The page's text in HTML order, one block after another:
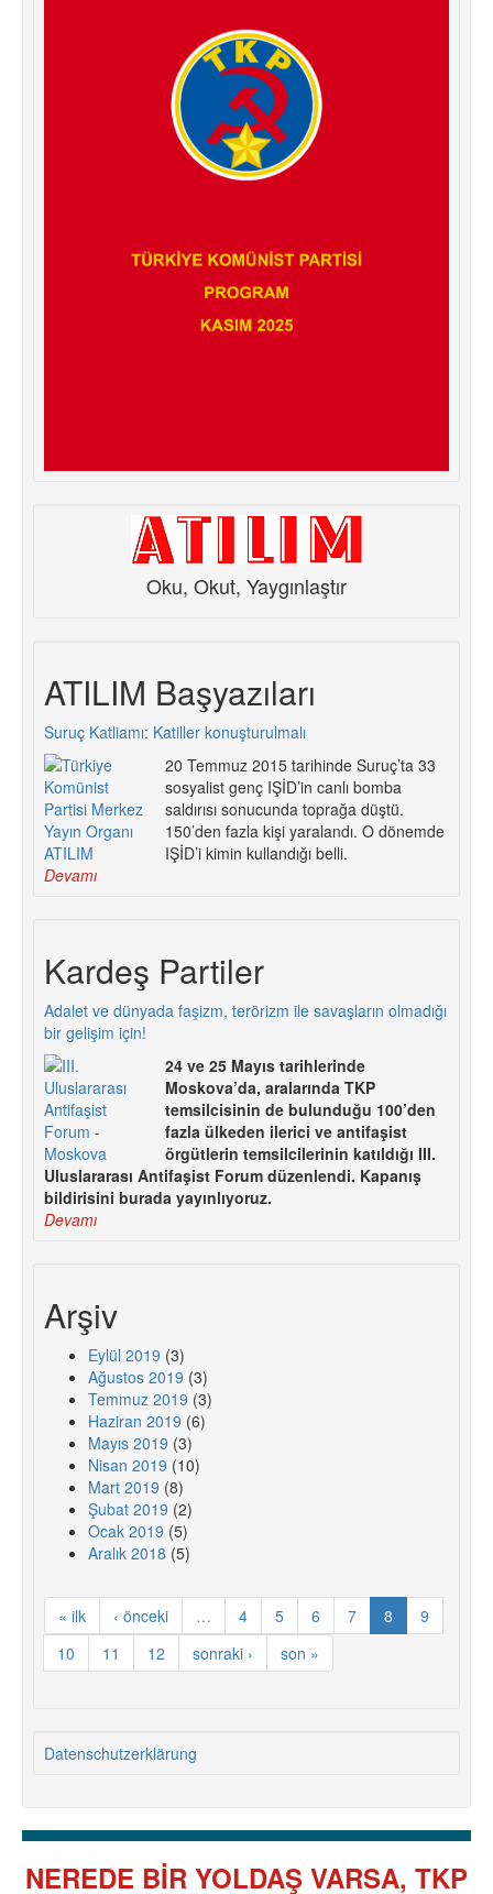
Oku, Okut, Yaygınlaştır
ATILIM Başyazıları
Suruç Katliamı: Katiller konuşturulmalı
20 Temmuz 2015 tarihinde Suruç’ta 33
sosyalist genç IŞİD’in canlı bomba
saldırısı sonucunda toprağa düştü.
150’den fazla kişi yaralandı. O dönemde
IŞİD’i kimin kullandığı belli.
Devamı
Kardeş Partiler
Adalet ve dünyada faşizm, terörizm ile savaşların olmadığı
bir gelişim için!
24 ve 25 Mayıs tarihlerinde
Moskova’da, aralarında TKP
temsilcisinin de bulunduğu 100’den
fazla ülkeden ilerici ve antifaşist
örgütlerin temsilcilerinin katıldığı III.
Uluslararası Antifaşist Forum düzenlendi. Kapanış
bildirisini burada yayınlıyoruz.
Devamı
Arşiv
Eylül 2019 (3)
Ağustos 2019 (3)
Temmuz 2019 (3)
Haziran 2019 (6)
Mayıs 2019 (3)
Nisan 2019 (10)
Mart 2019 (8)
Şubat 2019 (2)
Ocak 2019 (5)
Aralık 2018 (5)
« ilk ‹ önceki … 4 5 6 7 8
9
10
11 12 sonraki › son »
Datenschutzerklärung
NEREDE BİR YOLDAŞ VARSA, TKP